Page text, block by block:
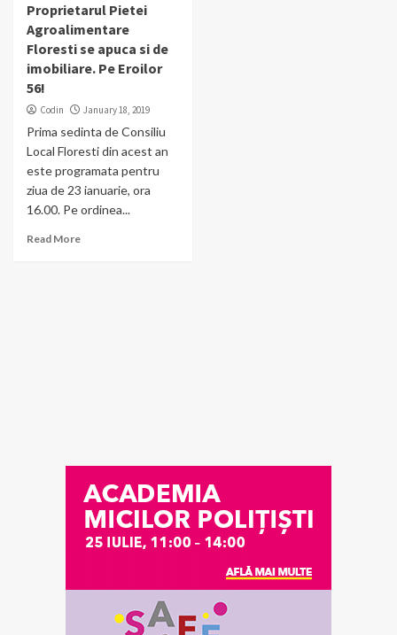
Proprietarul Pietei
Agroalimentare
Floresti se apuca si de
imobiliare. Pe Eroilor
56!
Codin January 18, 2019
Prima sedinta de Consiliu
Local Floresti din acest an
este programata pentru
ziua de 23 ianuarie, ora
16.00. Pe ordinea...
Read More